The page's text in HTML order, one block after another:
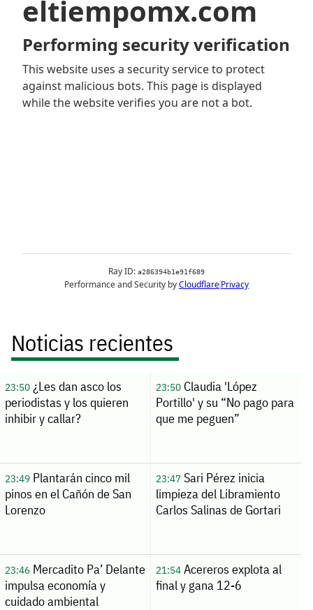
Noticias recientes
23:50¿Les dan asco los
periodistas y los quieren
inhibir y callar?
23:50Claudia 'López
Portillo' y su “No pago para
que me peguen”
23:49Plantarán cinco mil
pinos en el Cañón de San
Lorenzo
23:47Sari Pérez inicia
limpieza del Libramiento
Carlos Salinas de Gortari
23:46Mercadito Pa’ Delante
impulsa economía y
cuidado ambiental
21:54Acereros explota al
final y gana 12-6